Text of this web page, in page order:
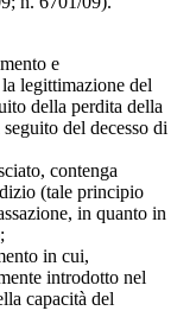
e
legittimazione del
della perdita della
del decesso di
contenga
(tale principio
in quanto in
in cui,
introdotto nel
capacità del